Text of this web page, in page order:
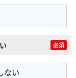
必須
ない